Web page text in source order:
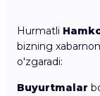
Hurmatli
bizning
o'zgaradi:
Buyurtmalar